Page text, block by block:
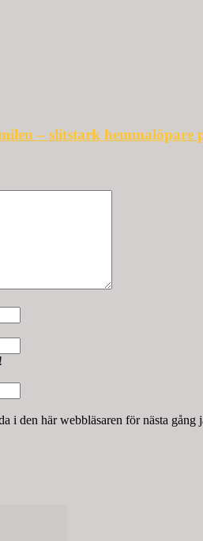
– slitstark hemmalöpare
i den här webbläsaren för nästa gång